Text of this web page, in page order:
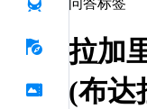
问答标签
拉加
(布达